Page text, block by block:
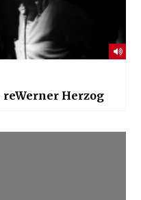
reWerner Herzog